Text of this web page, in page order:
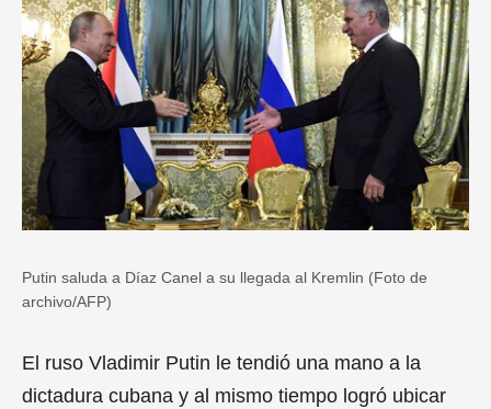
Putin saluda a Díaz Canel a su llegada al Kremlin (Foto de
archivo/AFP)
El ruso Vladimir Putin le tendió una mano a la
dictadura cubana y al mismo tiempo logró ubicar